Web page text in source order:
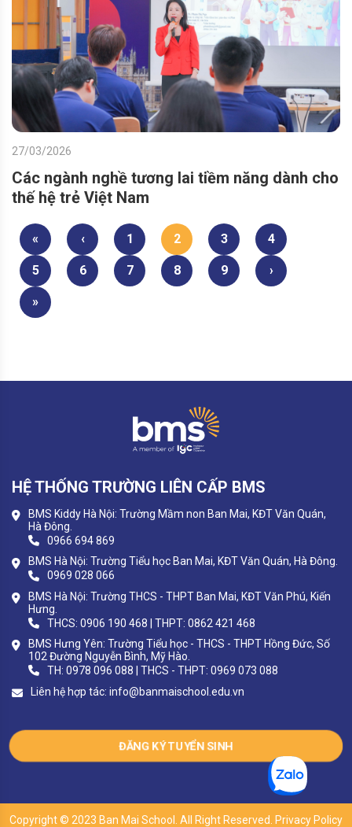
27/03/2026
Các ngành nghề tương lai tiềm năng dành cho
thế hệ trẻ Việt Nam
« ‹ 1 2 3 4
5 6 7 8 9 ›
»
HỆ THỐNG TRƯỜNG LIÊN CẤP BMS
BMS Kiddy Hà Nội: Trường Mầm non Ban Mai, KĐT Văn Quán,
Hà Đông.
0966 694 869
BMS Hà Nội: Trường Tiểu học Ban Mai, KĐT Văn Quán, Hà Đông.
0969 028 066
BMS Hà Nội: Trường THCS - THPT Ban Mai, KĐT Văn Phú, Kiến
Hưng.
THCS: 0906 190 468 | THPT: 0862 421 468
BMS Hưng Yên: Trường Tiểu học - THCS - THPT Hồng Đức, Số
102 Đường Nguyễn Bình, Mỹ Hào.
TH: 0978 096 088 | THCS - THPT: 0969 073 088
Liên hệ hợp tác: info@banmaischool.edu.vn
ĐĂNG KÝ TUYỂN SINH
Copyright © 2023 Ban Mai School. All Right Reserved. Privacy Policy